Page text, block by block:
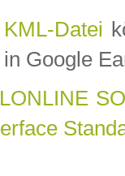
KML-Datei
in Google